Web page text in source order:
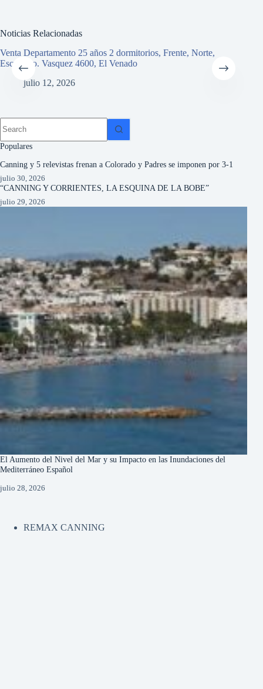
Noticias Relacionadas
Venta Departamento 25 años 2 dormitorios, Frente, Norte,
Escribano. Vasquez 4600, El Venado
julio 12, 2026
Populares
Canning y 5 relevistas frenan a Colorado y Padres se imponen por 3-1
julio 30, 2026
“CANNING Y CORRIENTES, LA ESQUINA DE LA BOBE”
julio 29, 2026
El Aumento del Nivel del Mar y su Impacto en las Inundaciones del
Mediterráneo Español
julio 28, 2026
REMAX CANNING